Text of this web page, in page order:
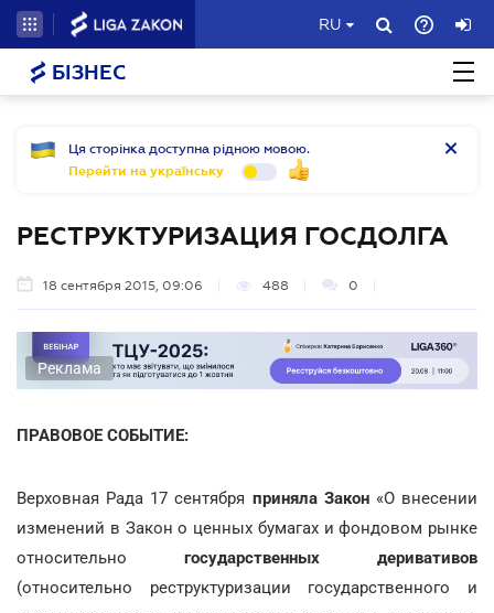
RU
БІЗНЕС
Ця сторінка доступна рідною мовою.
Перейти на українську
РЕСТРУКТУРИЗАЦИЯ ГОСДОЛГА
18 сентября 2015, 09:06 488 0
Реклама
ПРАВОВОЕ СОБЫТИЕ:
Верховная Рада 17 сентября приняла Закон«О внесении
изменений в Закон о ценных бумагах и фондовом рынке
относительно государственных деривативов
(относительно реструктуризации государственного и